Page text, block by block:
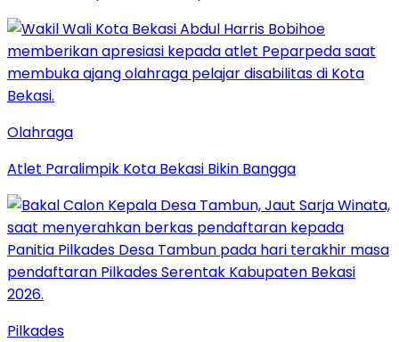
Olahraga
Atlet Paralimpik Kota Bekasi Bikin Bangga
Pilkades